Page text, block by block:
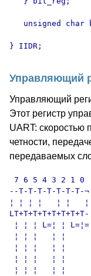
unsigned char
Управляющий
Управляющий
Этот регистр
UART: скоростью
четности,
передаваемых
7 6 5 4 3 2 1 0
--T-T-T-T-T-T-T-¬
¦ ¦ ¦ ¦   ¦ ¦   ¦
LT+T+T+T+T+T+T+T-
¦ ¦ ¦ L=¦ ¦ L=¦=
¦ ¦ ¦   ¦ ¦
¦ ¦ ¦   ¦ ¦
¦ ¦ ¦   ¦ ¦
¦ ¦ ¦   ¦ ¦